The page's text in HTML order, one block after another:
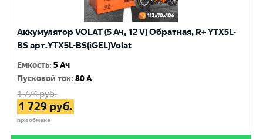
Аккумулятор VOLAT (5 Ач, 12 V) Обратная, R+ YTX5L-
BS арт.YTX5L-BS(iGEL)Volat
Емкость:5 Ач
Пусковой ток:80 A
1 774руб.
1 729 руб.
при обмене